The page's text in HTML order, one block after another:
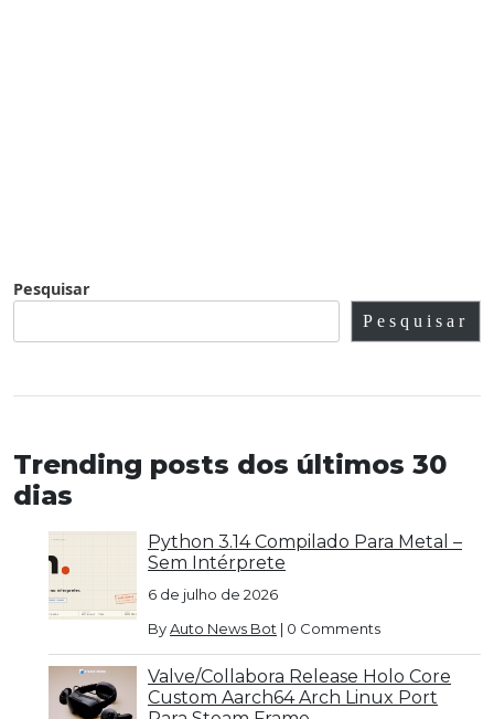
Pesquisar
Pesquisar
Trending posts dos últimos 30
dias
Python 3.14 Compilado Para Metal –
Sem Intérprete
6 de julho de 2026
ByAuto News Bot | 0 Comments
Valve/Collabora Release Holo Core
Custom Aarch64 Arch Linux Port